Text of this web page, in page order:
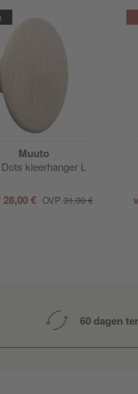
Muuto
kleerhanger L
28,00 € OVP31,00 €
60 dagen